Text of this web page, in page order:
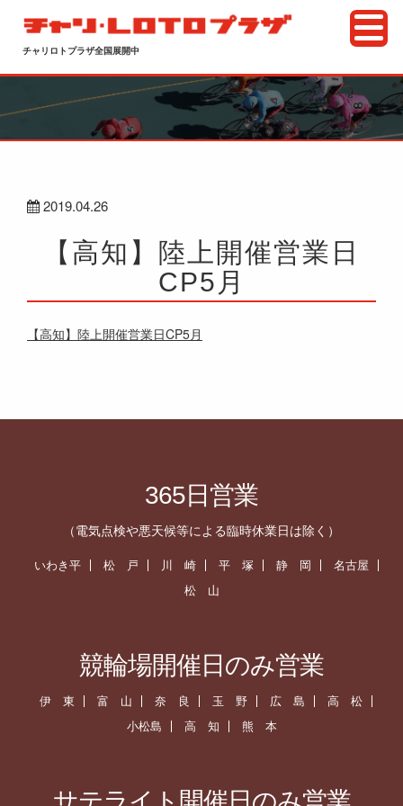
チャリロトプラザ全国展開中
2019.04.26
【高知】陸上開催営業日
CP5月
【高知】陸上開催営業日CP5月
365日営業
（電気点検や悪天候等による臨時休業日は除く）
いわき平 松 戸 川 崎 平 塚 静 岡
名古屋
松 山
競輪場開催日のみ営業
伊 東 富 山 奈 良 玉 野 広 島
高 松
小松島
高 知 熊 本